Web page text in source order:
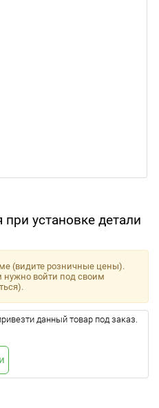
установке детали
(видите розничные цены).
нужно войти под своим
данный товар под заказ.